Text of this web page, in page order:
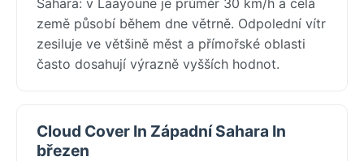
země působí během dne větrně. Odpolední vítr
zesiluje ve většině měst a přímořské oblasti
často dosahují výrazně vyšších hodnot.
Cloud Cover In Západní Sahara In
březen